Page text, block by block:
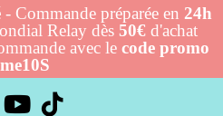
- Commande préparée en 24h
Relay dès 50€d'achat
avec le code promo